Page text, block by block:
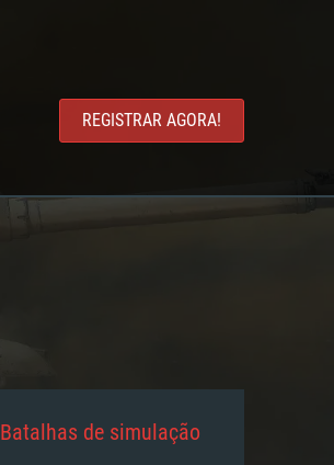
REGISTRAR AGORA!
Batalhas de simulação